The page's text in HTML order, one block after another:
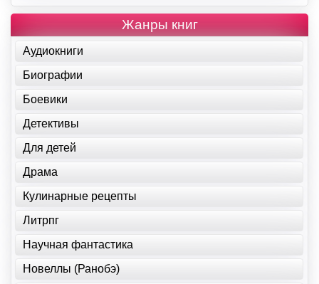
Жанры книг
Аудиокниги
Биографии
Боевики
Детективы
Для детей
Драма
Кулинарные рецепты
Литрпг
Научная фантастика
Новеллы (Ранобэ)